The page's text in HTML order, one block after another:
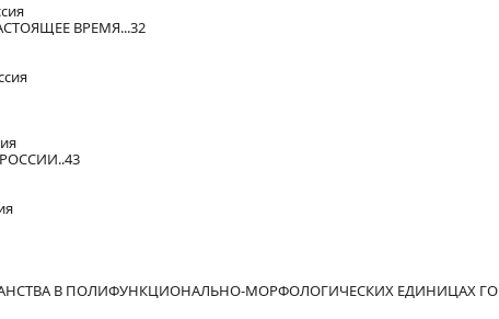
ВРЕМЯ...32
В ПОЛИФУНКЦИОНАЛЬНО-МОРФОЛОГИЧЕСКИХ ЕДИНИЦАХ